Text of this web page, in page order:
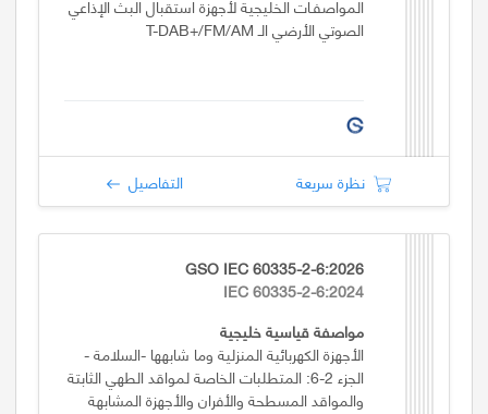
المواصفـات الخليجية لأجهزة استقبال البث الإذاعي
الصوتي الأرضي الـ T-DAB+/FM/AM
نظرة سريعة التفاصيل
GSO IEC 60335-2-6:2026
IEC 60335-2-6:2024
مواصفة قياسية خليجية
الأجهزة الكهربائية المنزلية وما شابهها -السلامة -
الجزء 2-6: المتطلبات الخاصة لمواقد الطهي الثابتة
والمواقد المسطحة والأفران والأجهزة المشابهة